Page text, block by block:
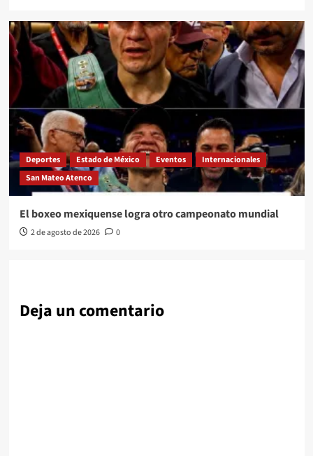
Deportes Estado de México Eventos
Internacionales
San Mateo Atenco
El boxeo mexiquense logra otro campeonato mundial
2 de agosto de 2026 0
Deja un comentario